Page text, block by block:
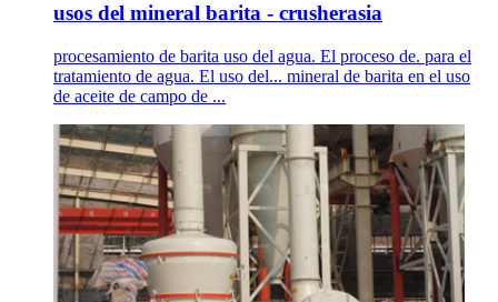
usos del mineral barita - crusherasia
procesamiento de barita uso del agua. El proceso de. para el
tratamiento de agua. El uso del... mineral de barita en el uso
de aceite de campo de ...